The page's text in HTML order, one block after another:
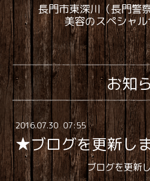
長門市東深川（長門警
美容のスペシャ
お知
2016.07.30 07:55
★ブログを更新し
ブログを更新